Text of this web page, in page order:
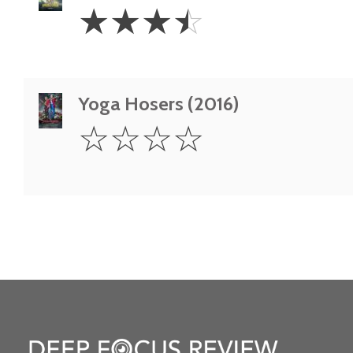
3.5
Stars
☆☆☆☆
Yoga Hosers (2016)
Star
☆☆☆☆